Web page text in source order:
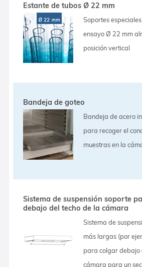
Estante de tubos Ø 22 mm
Soportes
ensayo Ø 22 mm
posición vertical
Bandeja de goteo
Bandeja de acero
para recoger el
muestras en la
Sistema de suspensión soporte
debajo del techo de la cámara
Sistema de
más largas (por
para colgar debajo
cámara para un